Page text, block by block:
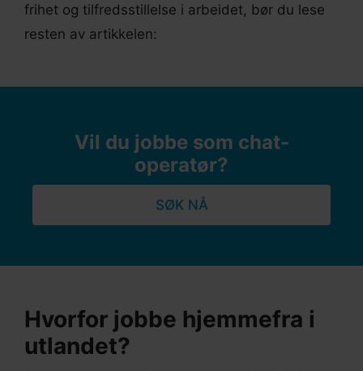
frihet og tilfredsstillelse i arbeidet, bør du lese
resten av artikkelen:
Vil du jobbe som chat-
operatør?
SØK NÅ
Hvorfor jobbe hjemmefra i
utlandet?